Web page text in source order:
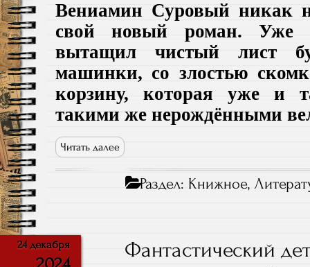
Вениамин Суровый никак
свой новый роман. Уже
вытащил чистый лист
машинки, со злостью
корзину, которая уже и
такими же нерождёнными
Читать далее
Раздел: Книжное,
24 декабря
Фантастический